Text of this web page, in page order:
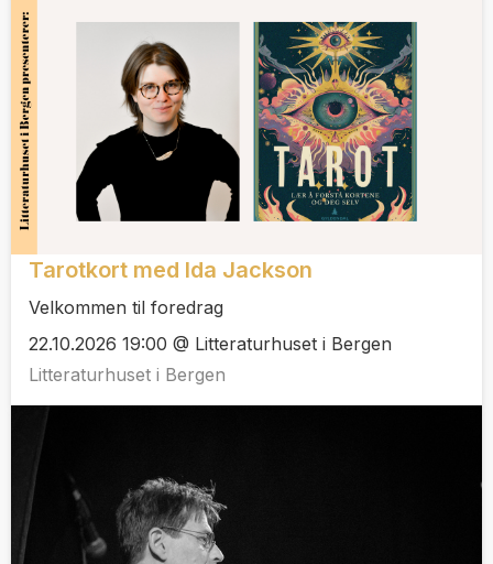
Tarotkort med Ida Jackson
Velkommen til foredrag
22.10.2026 19:00 @ Litteraturhuset i Bergen
Litteraturhuset i Bergen